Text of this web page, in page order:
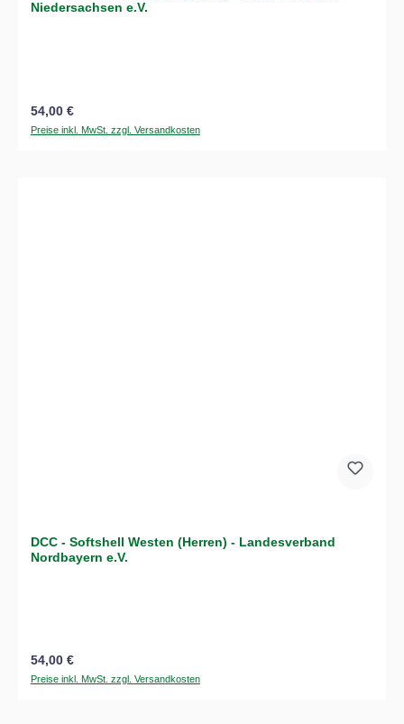
Niedersachsen e.V.
Regulärer Preis:
54,00 €
Preise inkl. MwSt. zzgl. Versandkosten
DCC - Softshell Westen (Herren) - Landesverband
Nordbayern e.V.
Regulärer Preis:
54,00 €
Preise inkl. MwSt. zzgl. Versandkosten